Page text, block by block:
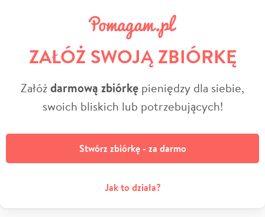
ZAŁÓŻ SWOJĄ ZBIÓRKĘ
Załóżdarmową zbiórkę pieniędzy dla siebie,
swoich bliskich lub potrzebujących!
Stwórz zbiórkę - za darmo
Jak to działa?